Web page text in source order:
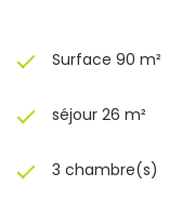
Surface 90 m²
séjour 26 m²
3 chambre(s)